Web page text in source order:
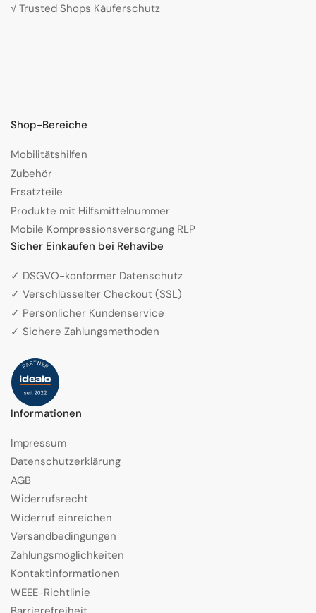
√ Trusted Shops Käuferschutz
Shop-Bereiche
Mobilitätshilfen
Zubehör
Ersatzteile
Produkte mit Hilfsmittelnummer
Mobile Kompressionsversorgung RLP
Sicher Einkaufen bei Rehavibe
✓ DSGVO-konformer Datenschutz
✓ Verschlüsselter Checkout (SSL)
✓ Persönlicher Kundenservice
✓ Sichere Zahlungsmethoden
Informationen
Impressum
Datenschutzerklärung
AGB
Widerrufsrecht
Widerruf einreichen
Versandbedingungen
Zahlungsmöglichkeiten
Kontaktinformationen
WEEE-Richtlinie